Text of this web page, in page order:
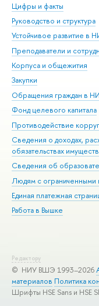
Цифры и факты
Руководство и структура
Устойчивое развитие в
Преподаватели и
Корпуса и общежития
Закупки
Обращения граждан в
Фонд целевого капитала
Противодействие
Сведения о доходах,
обязательствах
Сведения об
Людям с ограниченными
Единая платежная
Работа в Вышке
Редактору
© НИУ ВШЭ 1993–2026
материалов Политика
Шрифты HSE Sans и HSE